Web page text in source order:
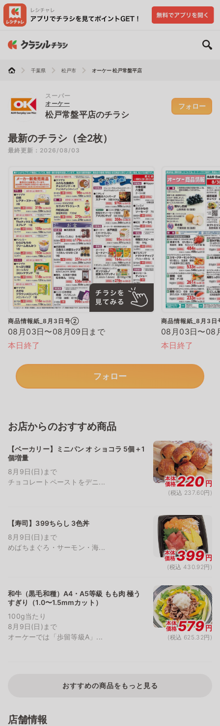
千葉県 松戸市 オーケー 松戸常盤平店
スーパー
オーケー
松戸常盤平店のチラシ
フォロー
最新のチラシ（全2枚）
最終更新：2026/08/03
商品情報紙_8月3日号②
08月03日〜08月09日まで
本日終了
商品情報紙_8月3
08月03日〜08
本日終了
フォロー
お店からのおすすめ商品
【ベーカリー】ミニパン オ ショコラ 5個＋1
個増量
8月9日(日)まで
チョコレートペーストをデニ...
本体
価格220円
(税込 237.60円)
【寿司】399ちらし 3色丼
8月9日(日)まで
めばちまぐろ・サーモン・海...
本体
価格399円
(税込 430.92円)
和牛（黒毛和種）A4・A5等級 もも肉 極う
すぎり（1.0〜1.5mmカット）
100g当たり
8月9日(日)まで
オーケーでは「歩留等級A」...
本体
価格579円
(税込 625.32円)
おすすめの商品をもっと見る
店舗情報